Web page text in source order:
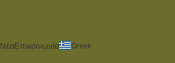
ΝέαΕπικοινωνία Greek ▼